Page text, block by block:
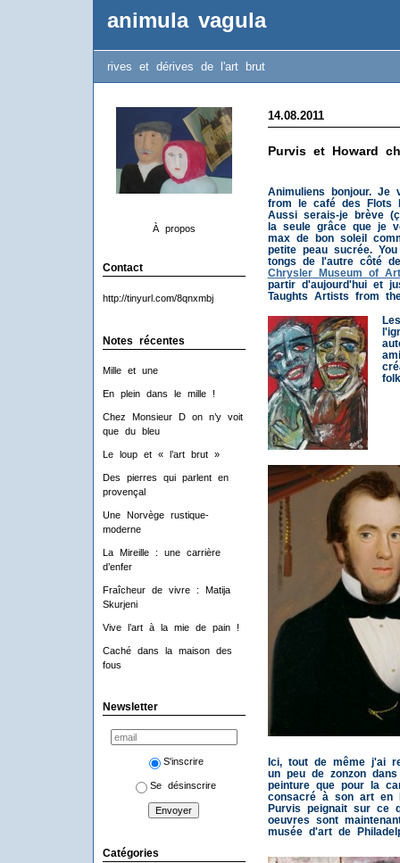
animula vagula
rives et dérives de l'art brut
À propos
Contact
http://tinyurl.com/8qnxmbj
Notes récentes
Mille et une
En plein dans le mille !
Chez Monsieur D on n’y voit
que du bleu
Le loup et « l’art brut »
Des pierres qui parlent en
provençal
Une Norvège rustique-
moderne
La Mireille : une carrière
d’enfer
Fraîcheur de vivre : Matija
Skurjeni
Vive l’art à la mie de pain !
Caché dans la maison des
fous
Newsletter
S'inscrire
Se désinscrire
Catégories
14.08.2011
Purvis et Howard
Animuliens bonjour.
from le café des Flots
Aussi serais-je brève
la seule grâce que je
max de bon soleil
petite peau sucrée.
tongs de l'autre côté
Chrysler Museum of
partir d'aujourd'hui et
Taughts Artists from
Ici, tout de même j'ai
un peu de zonzon
peinture que pour la
consacré à son art en
Purvis peignait sur ce
oeuvres sont
musée d'art de